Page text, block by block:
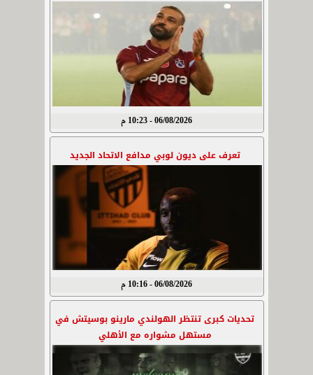
06/08/2026 - 10:23 م
تعرف على ديون لوبي مدافع الاتحاد الجديد
06/08/2026 - 10:16 م
تحديات كبرى تنتظر الهولندي مارينو بوسيتش في
مستهل مشواره مع الأهلي